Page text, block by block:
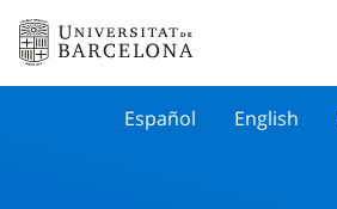
Español English